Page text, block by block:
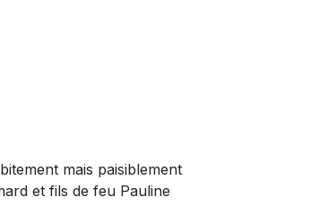
mais paisiblement
et fils de feu Pauline